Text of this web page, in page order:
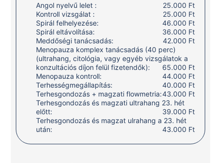
Angol nyelvű lelet :
25.000 Ft
Kontroll vizsgálat :
25.000 Ft
Spirál felhelyezése:
46.000 Ft
Spirál eltávolítása:
36.000 Ft
Meddőségi tanácsadás:
42.000 Ft
Menopauza komplex tanácsadás (40 perc)
(ultrahang, citológia, vagy egyéb vizsgálatok a
konzultációs díjon felül fizetendők):
65.000 Ft
Menopauza kontroll:
44.000 Ft
Terhességmegállapítás:
40.000 Ft
Terhesgondozás + magzati flowmetria:43.000 Ft
Terhesgondozás és magzati ultrahang 23. hét
előtt:
39.000 Ft
Terhesgondozás és magzat ulrahang a 23. hét
után:
43.000 Ft